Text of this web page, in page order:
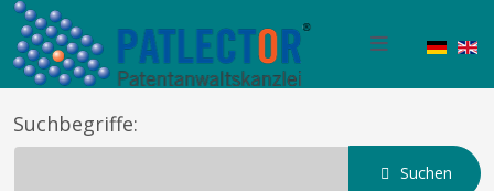
Suchbegriffe:
Suchen